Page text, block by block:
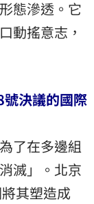
態滲透。它
動搖意志，
決議的國際
了在多邊組
滅」。北京
其塑造成